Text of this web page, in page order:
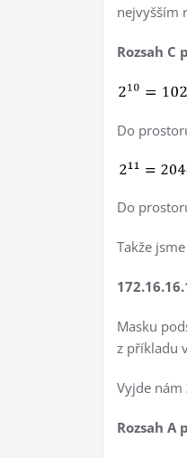
nejvyšším
Rozsah C
Do
Do
Takže
Masku
z příkladu
Vyjde nám
Rozsah A